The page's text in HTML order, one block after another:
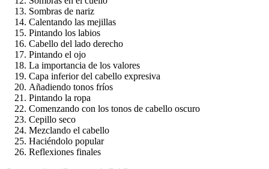
Sombras de nariz
Calentando las mejillas
Pintando los labios
Cabello del lado derecho
Pintando el ojo
La importancia de los valores
Capa inferior del cabello expresiva
Añadiendo tonos fríos
Pintando la ropa
Comenzando con los tonos de cabello oscuro
Cepillo seco
Mezclando el cabello
Haciéndolo popular
Reflexiones finales